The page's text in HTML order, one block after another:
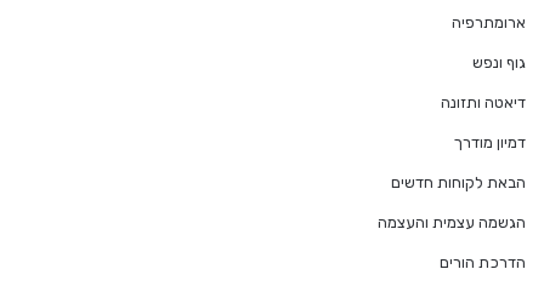
ארומתרפיה
גוף ונפש
דיאטה ותזונה
דמיון מודרך
הבאת לקוחות חדשים
הגשמה עצמית והעצמה
הדרכת הורים